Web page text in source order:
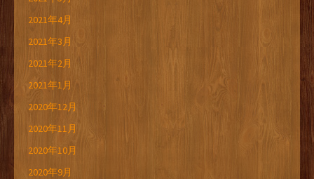
2021年4月
2021年3月
2021年2月
2021年1月
2020年12月
2020年11月
2020年10月
2020年9月